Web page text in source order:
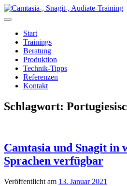
Zum
Inhalt
Start
Trainings
Beratung
Produktion
Technik-Tipps
Referenzen
Kontakt
Schlagwort:
Camtasia und Snagit in
Sprachen verfügbar
Veröffentlicht am 13. Januar 2021